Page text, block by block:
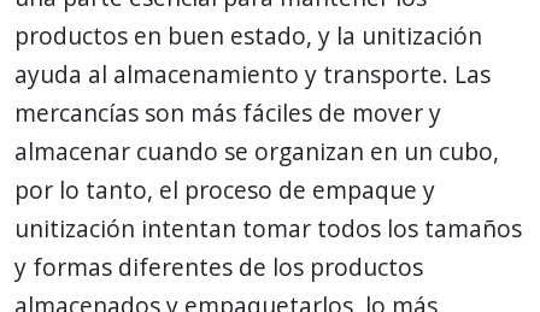
productos en buen estado, y la unitización
ayuda al almacenamiento y transporte. Las
mercancías son más fáciles de mover y
almacenar cuando se organizan en un cubo,
por lo tanto, el proceso de empaque y
unitización intentan tomar todos los tamaños
y formas diferentes de los productos
almacenados y empaquetarlos, lo más